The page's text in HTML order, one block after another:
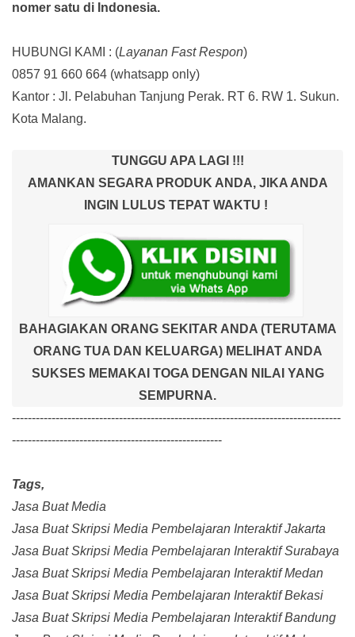
nomer satu di Indonesia.
HUBUNGI KAMI : (Layanan Fast Respon)
0857 91 660 664 (whatsapp only)
Kantor : Jl. Pelabuhan Tanjung Perak. RT 6. RW 1. Sukun.
Kota Malang.
TUNGGU APA LAGI !!!
AMANKAN SEGARA PRODUK ANDA, JIKA ANDA
INGIN LULUS TEPAT WAKTU !
BAHAGIAKAN ORANG SEKITAR ANDA (TERUTAMA
ORANG TUA DAN KELUARGA) MELIHAT ANDA
SUKSES MEMAKAI TOGA DENGAN NILAI YANG
SEMPURNA.
-----------------------------------------------------------------------------------
-----------------------------------------------------
Tags,
Jasa Buat Media
Jasa Buat Skripsi Media Pembelajaran Interaktif Jakarta
Jasa Buat Skripsi Media Pembelajaran Interaktif Surabaya
Jasa Buat Skripsi Media Pembelajaran Interaktif Medan
Jasa Buat Skripsi Media Pembelajaran Interaktif Bekasi
Jasa Buat Skripsi Media Pembelajaran Interaktif Bandung